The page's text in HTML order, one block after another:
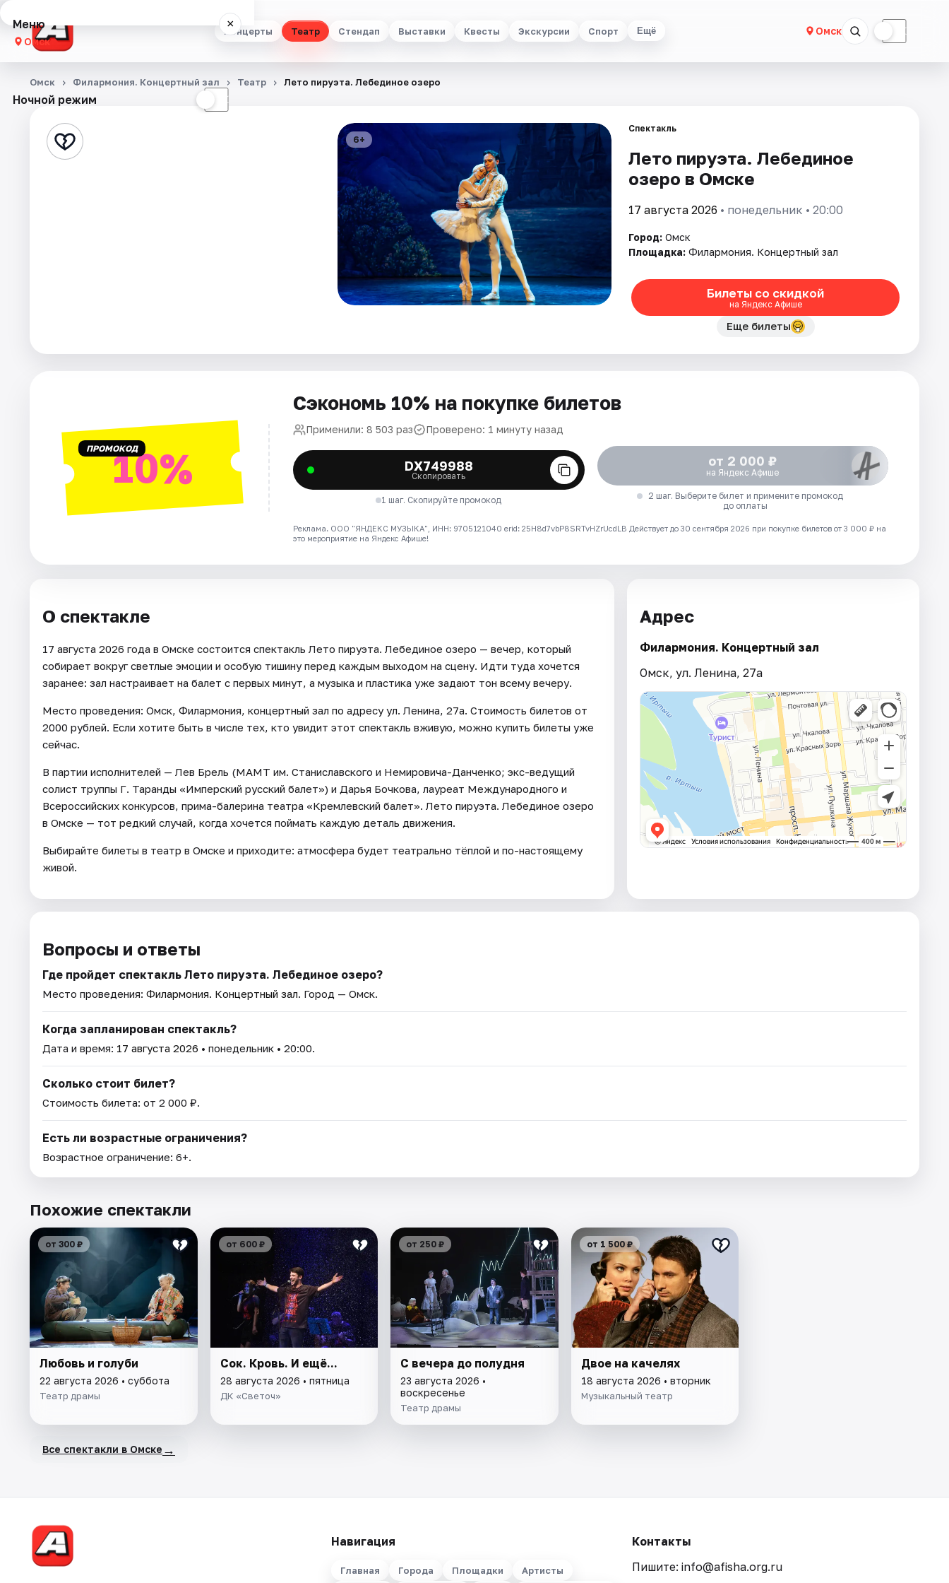
Концерты Театр Стендап Выставки Квесты Экскурсии Спорт Ещё Омск ☾
Меню ×
Омск
Концерты
Стендап
Города
Рейтинги
Ночной режим ☾
Омск Филармония. Концертный зал Театр Лето пируэта. Лебединое озеро
6+
Спектакль
Лето пируэта. Лебединое
озеро в Омске
17 августа 2026 • понедельник • 20:00
Город: Омск
Площадка: Филармония. Концертный зал
Билеты со скидкой
на Яндекс Афише
Еще билеты
ПРОМОКОД10%
Сэкономь 10% на покупке билетов
Применили: 8 503 раз Проверено: 1 минуту назад
DX749988
Скопировать
1 шаг. Скопируйте промокод
от 2 000 ₽
на Яндекс Афише
2 шаг. Выберите билет и примените промокод
до оплаты
Реклама. ООО "ЯНДЕКС МУЗЫКА", ИНН: 9705121040 erid: 25H8d7vbP8SRTvHZrUcdLB Действует до 30 сентября 2026 при покупке билетов от 3 000 ₽ на
это мероприятие на Яндекс Афише!
О спектакле
17 августа 2026 года в Омске состоится спектакль Лето пируэта. Лебединое озеро — вечер, который
собирает вокруг светлые эмоции и особую тишину перед каждым выходом на сцену. Идти туда хочется
заранее: зал настраивает на балет с первых минут, а музыка и пластика уже задают тон всему вечеру.
Место проведения: Омск, Филармония, концертный зал по адресу ул. Ленина, 27а. Стоимость билетов от
2000 рублей. Если хотите быть в числе тех, кто увидит этот спектакль вживую, можно купить билеты уже
сейчас.
В партии исполнителей — Лев Брель (МАМТ им. Станиславского и Немировича-Данченко; экс-ведущий
солист труппы Г. Таранды «Имперский русский балет») и Дарья Бочкова, лауреат Международного и
Всероссийских конкурсов, прима-балерина театра «Кремлевский балет». Лето пируэта. Лебединое озеро
в Омске — тот редкий случай, когда хочется поймать каждую деталь движения.
Выбирайте билеты в театр в Омске и приходите: атмосфера будет театрально тёплой и по-настоящему
живой.
Адрес
Филармония. Концертный зал
Омск, ул. Ленина, 27а
Вопросы и ответы
Где пройдет спектакль Лето пируэта. Лебединое озеро?
Место проведения: Филармония. Концертный зал. Город — Омск.
Когда запланирован спектакль?
Дата и время: 17 августа 2026 • понедельник • 20:00.
Сколько стоит билет?
Стоимость билета: от 2 000 ₽.
Есть ли возрастные ограничения?
Возрастное ограничение: 6+.
Похожие спектакли
от 300 ₽
Любовь и голуби
22 августа 2026 • суббота
Театр драмы
от 600 ₽
Сок. Кровь. И ещё...
28 августа 2026 • пятница
ДК «Светоч»
от 250 ₽
С вечера до полудня
23 августа 2026 •
воскресенье
Театр драмы
от 1 500 ₽
Двое на качелях
18 августа 2026 • вторник
Музыкальный театр
Все спектакли в Омске →
Навигация
Главная Города Площадки Артисты
Контакты
Пишите: info@afisha.org.ru